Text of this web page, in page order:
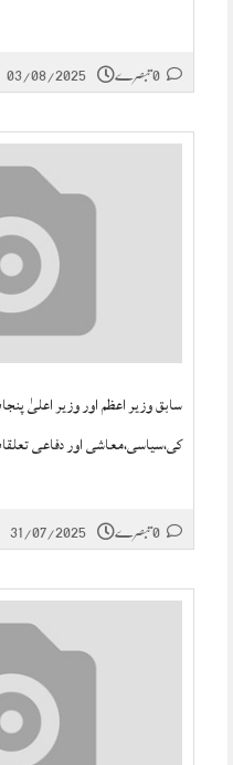
03/08/2025
سابق وزیر اعظم اور وزیر اعلیٰ
کی،سیاسی،معاشی اور دفاعی
31/07/2025